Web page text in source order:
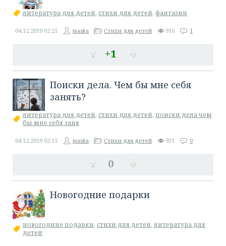
литература для детей, стихи для детей, фантазии
+1
04.12.2019 02:21 maska Стихи для детей 916 1
​Поиски дела. Чем бы мне себя
занять?
литература для детей, стихи для детей, поиски дела чем
бы мне себя заня
0
04.12.2019 02:11 maska Стихи для детей 931 0
Новогодние подарки
новогодние подарки, стихи для детей, литература для
детей